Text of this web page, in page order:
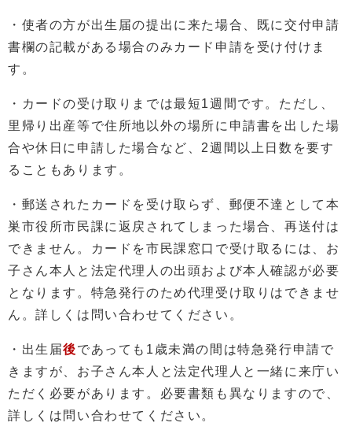
・使者の方が出生届の提出に来た場合、既に交付申請
書欄の記載がある場合のみカード申請を受け付けま
す。
・カードの受け取りまでは最短1週間です。ただし、
里帰り出産等で住所地以外の場所に申請書を出した場
合や休日に申請した場合など、2週間以上日数を要す
ることもあります。
・郵送されたカードを受け取らず、郵便不達として本
巣市役所市民課に返戻されてしまった場合、再送付は
できません。カードを市民課窓口で受け取るには、お
子さん本人と法定代理人の出頭および本人確認が必要
となります。特急発行のため代理受け取りはできませ
ん。詳しくは問い合わせてください。
・出生届後であっても1歳未満の間は特急発行申請で
きますが、お子さん本人と法定代理人と一緒に来庁い
ただく必要があります。必要書類も異なりますので、
詳しくは問い合わせてください。